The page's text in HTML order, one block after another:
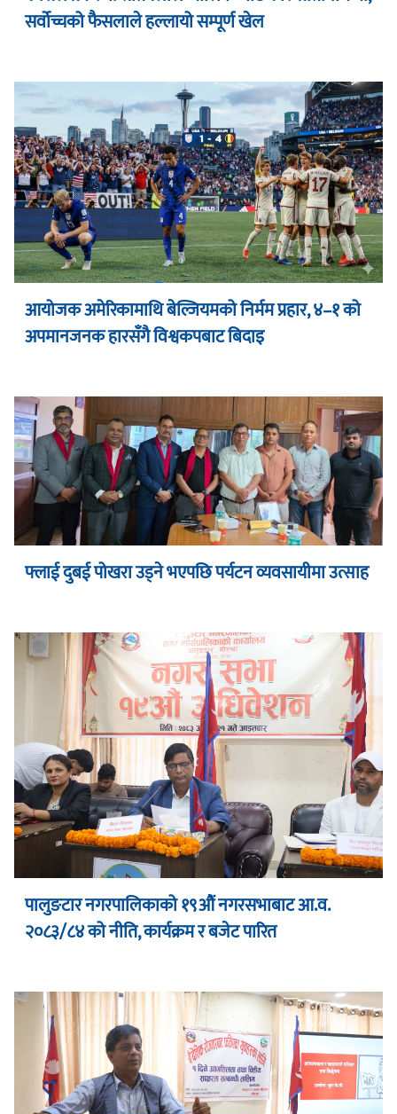
सर्वोच्चको फैसलाले हल्लायो सम्पूर्ण खेल
आयोजक अमेरिकामाथि बेल्जियमको निर्मम प्रहार, ४–१ को
अपमानजनक हारसँगै विश्वकपबाट बिदाइ
फ्लाई दुबई पोखरा उड्ने भएपछि पर्यटन व्यवसायीमा उत्साह
पालुङटार नगरपालिकाको १९औं नगरसभाबाट आ.व.
२०८३/८४ को नीति, कार्यक्रम र बजेट पारित